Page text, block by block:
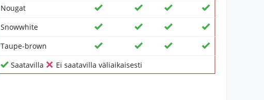
Nougat
Snowwhite
Taupe-brown
Saatavilla
Ei saatavilla väliaikaisesti